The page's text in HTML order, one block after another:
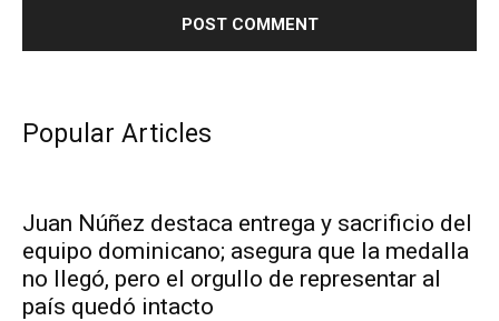
Popular Articles
Juan Núñez destaca entrega y sacrificio del
equipo dominicano; asegura que la medalla
no llegó, pero el orgullo de representar al
país quedó intacto